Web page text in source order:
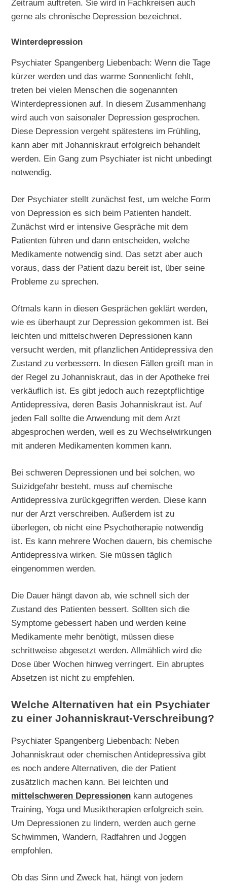
Zeitraum auftreten. Sie wird in Fachkreisen auch
gerne als chronische Depression bezeichnet.
Winterdepression
Psychiater Spangenberg Liebenbach: Wenn die Tage
kürzer werden und das warme Sonnenlicht fehlt,
treten bei vielen Menschen die sogenannten
Winterdepressionen auf. In diesem Zusammenhang
wird auch von saisonaler Depression gesprochen.
Diese Depression vergeht spätestens im Frühling,
kann aber mit Johanniskraut erfolgreich behandelt
werden. Ein Gang zum Psychiater ist nicht unbedingt
notwendig.
Der Psychiater stellt zunächst fest, um welche Form
von Depression es sich beim Patienten handelt.
Zunächst wird er intensive Gespräche mit dem
Patienten führen und dann entscheiden, welche
Medikamente notwendig sind. Das setzt aber auch
voraus, dass der Patient dazu bereit ist, über seine
Probleme zu sprechen.
Oftmals kann in diesen Gesprächen geklärt werden,
wie es überhaupt zur Depression gekommen ist. Bei
leichten und mittelschweren Depressionen kann
versucht werden, mit pflanzlichen Antidepressiva den
Zustand zu verbessern. In diesen Fällen greift man in
der Regel zu Johanniskraut, das in der Apotheke frei
verkäuflich ist. Es gibt jedoch auch rezeptpflichtige
Antidepressiva, deren Basis Johanniskraut ist. Auf
jeden Fall sollte die Anwendung mit dem Arzt
abgesprochen werden, weil es zu Wechselwirkungen
mit anderen Medikamenten kommen kann.
Bei schweren Depressionen und bei solchen, wo
Suizidgefahr besteht, muss auf chemische
Antidepressiva zurückgegriffen werden. Diese kann
nur der Arzt verschreiben. Außerdem ist zu
überlegen, ob nicht eine Psychotherapie notwendig
ist. Es kann mehrere Wochen dauern, bis chemische
Antidepressiva wirken. Sie müssen täglich
eingenommen werden.
Die Dauer hängt davon ab, wie schnell sich der
Zustand des Patienten bessert. Sollten sich die
Symptome gebessert haben und werden keine
Medikamente mehr benötigt, müssen diese
schrittweise abgesetzt werden. Allmählich wird die
Dose über Wochen hinweg verringert. Ein abruptes
Absetzen ist nicht zu empfehlen.
Welche Alternativen hat ein Psychiater
zu einer Johanniskraut-Verschreibung?
Psychiater Spangenberg Liebenbach: Neben
Johanniskraut oder chemischen Antidepressiva gibt
es noch andere Alternativen, die der Patient
zusätzlich machen kann. Bei leichten und
mittelschweren Depressionen kann autogenes
Training, Yoga und Musiktherapien erfolgreich sein.
Um Depressionen zu lindern, werden auch gerne
Schwimmen, Wandern, Radfahren und Joggen
empfohlen.
Ob das Sinn und Zweck hat, hängt von jedem